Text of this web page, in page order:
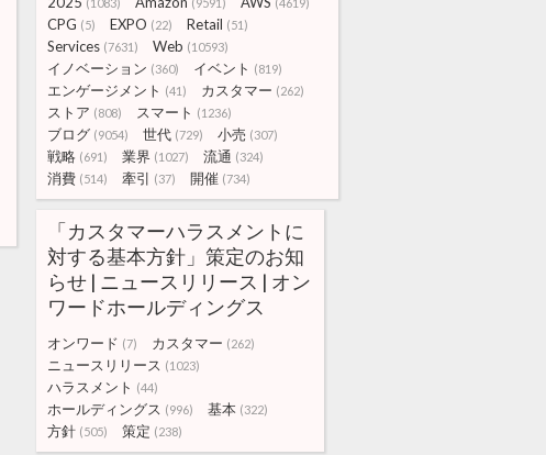
CPG (5) EXPO (22) Retail (51)
Services (7631) Web (10593)
イノベーション (360) イベント (819)
エンゲージメント (41) カスタマー (262)
ストア (808) スマート (1236)
ブログ (9054) 世代 (729) 小売 (307)
戦略 (691) 業界 (1027) 流通 (324)
消費 (514) 牽引 (37) 開催 (734)
「カスタマーハラスメントに
対する基本方針」策定のお知
らせ | ニュースリリース | オン
ワードホールディングス
オンワード (7) カスタマー (262)
ニュースリリース (1023)
ハラスメント (44)
ホールディングス (996) 基本 (322)
方針 (505) 策定 (238)